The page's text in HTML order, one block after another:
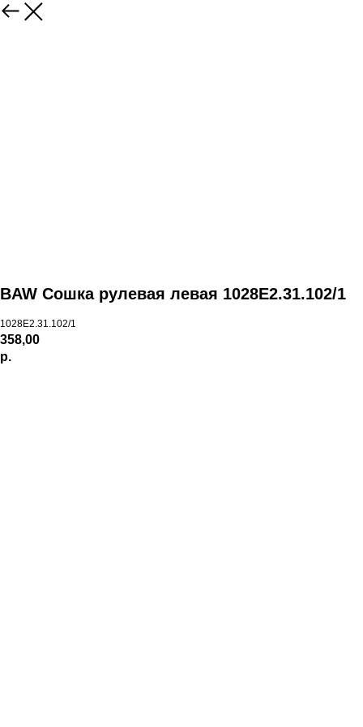
BAW Сошка рулевая левая 1028E2.31.102/1
1028E2.31.102/1
358,00
р.